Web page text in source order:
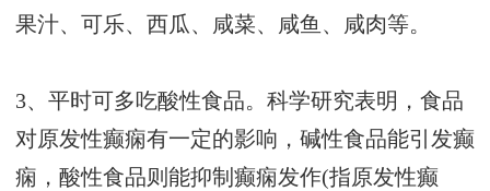
果汁、可乐、西瓜、咸菜、咸鱼、咸肉等。
3、平时可多吃酸性食品。科学研究表明，食品
对原发性癫痫有一定的影响，碱性食品能引发癫
痫，酸性食品则能抑制癫痫发作(指原发性癫